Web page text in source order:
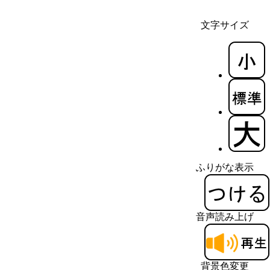
文字サイズ
ふりがな表示
音声読み上げ
背景色変更